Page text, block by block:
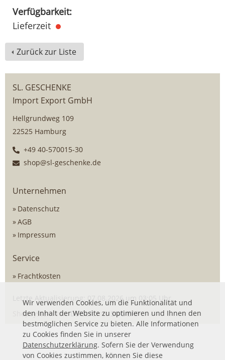
Verfügbarkeit:
Lieferzeit
Zurück zur Liste
SL. GESCHENKE
Import Export GmbH
Hellgrundweg 109
22525 Hamburg
+49 40-570015-30
shop@sl-geschenke.de
Unternehmen
Datenschutz
AGB
Impressum
Service
Frachtkosten
Letzte Aktualisierung: 07.08.2026 um 03:05 Uhr
Shopsystem vonDSISoftmit SOG ERP
Wir verwenden Cookies, um die Funktionalität und
den Inhalt der Website zu optimieren und Ihnen den
bestmöglichen Service zu bieten. Alle Informationen
zu Cookies finden Sie in unserer
Datenschutzerklärung. Sofern Sie der Verwendung
von Cookies zustimmen, können Sie diese